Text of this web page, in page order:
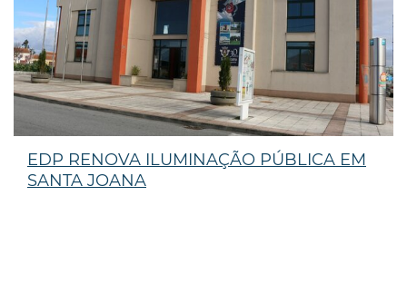
EDP RENOVA ILUMINAÇÃO PÚBLICA EM
SANTA JOANA